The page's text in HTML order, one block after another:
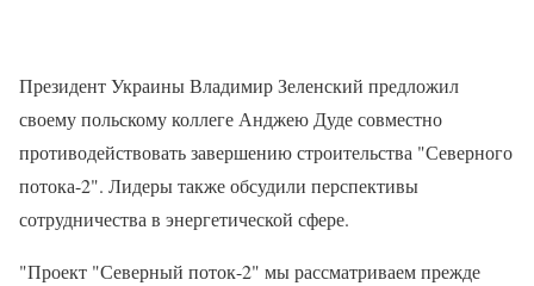
Президент Украины Владимир Зеленский предложил
своему польскому коллеге Анджею Дуде совместно
противодействовать завершению строительства "Северного
потока-2". Лидеры также обсудили перспективы
сотрудничества в энергетической сфере.
"Проект "Северный поток-2" мы рассматриваем прежде